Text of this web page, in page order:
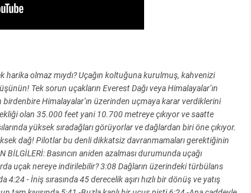
olmaz mıydı? Uçağın koltuğuna kurulmuş, kahvenizi
Tek sorun uçakların Everest Dağı veya Himalayalar’ın
Himalayalar’ın üzerinden uçmaya karar verdiklerini
olan 35.000 feet yani 10.700 metreye çıkıyor ve saatte
yüksek sıradağları görüyorlar ve dağlardan biri öne çıkıyor.
dağ! Pilotlar bu denli dikkatsiz davranmamaları gerektiğinin
Basıncın aniden azalması durumunda uçağı
uçak nereye indirilebilir? 3:08 Dağların üzerindeki türbülans
- İniş sırasında 45 derecelik aşırı hızlı bir dönüş ve yatış